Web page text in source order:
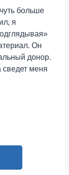
больше
я
Он
донор.
сведет меня